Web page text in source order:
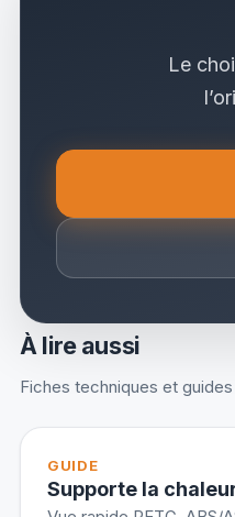
Le
À lire aussi
Fiches techniques et
GUIDE
Supporte la